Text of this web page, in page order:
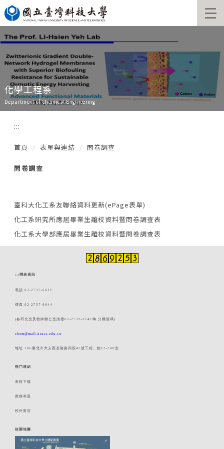
跳
到
主
要
內
容
區
化學工程系
Department of Chemical Engineering
:::
首頁 表單與連結 問卷調查
問卷調查
臺科大化工系友聯絡資料更新(ePage表單)
化工系研究所應屆畢業生離校資料暨問卷調查表
化工系大學部應屆畢業生離校資料暨問卷調查表
::: 聯絡資訊
電話 02-2737-6611
傳真 02-2737-6644
(各研究室及教師辦公室請撥02-2733-3141轉 分機號碼)
chem@mail.ntust.edu.tw
地址 106臺北市大安區基隆路四段43號工程二館E2-200室
熱門連結
表格下載
實務專題
校外實習
校園地圖